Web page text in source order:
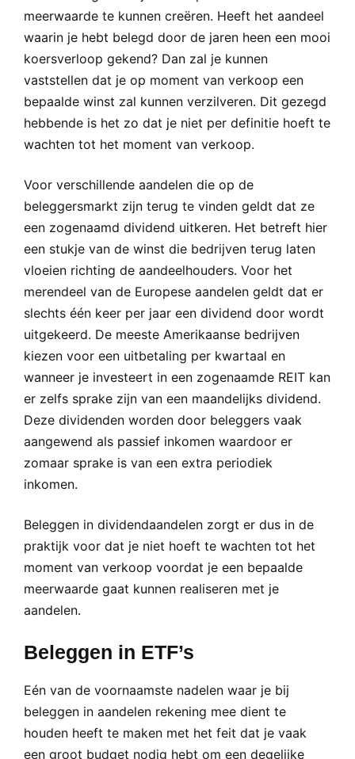
meerwaarde te kunnen creëren. Heeft het aandeel
waarin je hebt belegd door de jaren heen een mooi
koersverloop gekend? Dan zal je kunnen
vaststellen dat je op moment van verkoop een
bepaalde winst zal kunnen verzilveren. Dit gezegd
hebbende is het zo dat je niet per definitie hoeft te
wachten tot het moment van verkoop.
Voor verschillende aandelen die op de
beleggersmarkt zijn terug te vinden geldt dat ze
een zogenaamd dividend uitkeren. Het betreft hier
een stukje van de winst die bedrijven terug laten
vloeien richting de aandeelhouders. Voor het
merendeel van de Europese aandelen geldt dat er
slechts één keer per jaar een dividend door wordt
uitgekeerd. De meeste Amerikaanse bedrijven
kiezen voor een uitbetaling per kwartaal en
wanneer je investeert in een zogenaamde REIT kan
er zelfs sprake zijn van een maandelijks dividend.
Deze dividenden worden door beleggers vaak
aangewend als passief inkomen waardoor er
zomaar sprake is van een extra periodiek
inkomen.
Beleggen in dividendaandelen zorgt er dus in de
praktijk voor dat je niet hoeft te wachten tot het
moment van verkoop voordat je een bepaalde
meerwaarde gaat kunnen realiseren met je
aandelen.
Beleggen in ETF’s
Eén van de voornaamste nadelen waar je bij
beleggen in aandelen rekening mee dient te
houden heeft te maken met het feit dat je vaak
een groot budget nodig hebt om een degelijke